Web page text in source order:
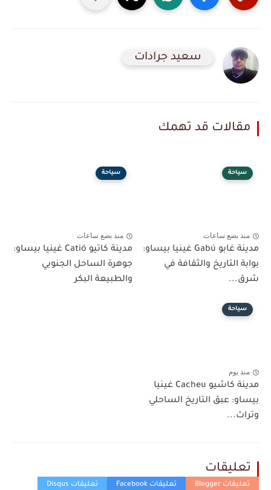
سعيد جرادات
مقالات قد تهمك
سياحة
منذ بضع ساعات
مدينة غابو Gabú غينيا بيساو:
بوابة التاريخ والثقافة في
شرق...
سياحة
منذ بضع ساعات
مدينة كاتيو Catió غينيا بيساو:
جوهرة الساحل الجنوبي
والطبيعة البكر
سياحة
منذ يوم
مدينة كاشيو Cacheu غينيا
بيساو: عبق التاريخ الساحلي
وتراث...
تعليقات